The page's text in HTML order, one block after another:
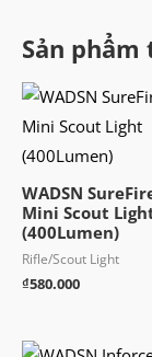
Sản
WADSN
Mini Scout
(400Lumen)
Rifle/Scout Light
₫580.000